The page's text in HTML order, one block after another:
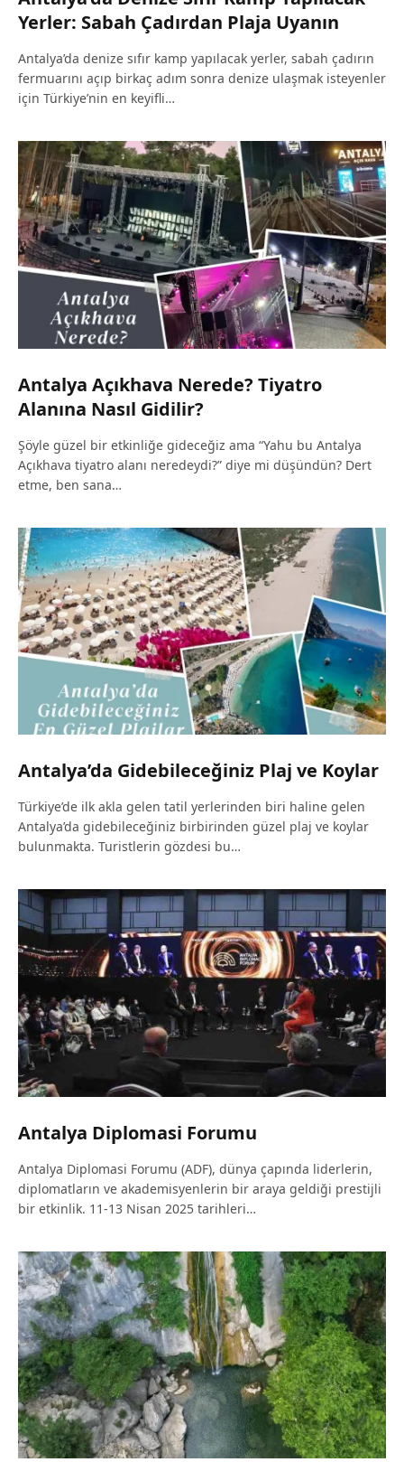
Yerler: Sabah Çadırdan Plaja Uyanın
Antalya’da denize sıfır kamp yapılacak yerler, sabah çadırın
fermuarını açıp birkaç adım sonra denize ulaşmak isteyenler
için Türkiye’nin en keyifli…
Antalya Açıkhava Nerede? Tiyatro
Alanına Nasıl Gidilir?
Şöyle güzel bir etkinliğe gideceğiz ama “Yahu bu Antalya
Açıkhava tiyatro alanı neredeydi?” diye mi düşündün? Dert
etme, ben sana…
Antalya’da Gidebileceğiniz Plaj ve Koylar
Türkiye’de ilk akla gelen tatil yerlerinden biri haline gelen
Antalya’da gidebileceğiniz birbirinden güzel plaj ve koylar
bulunmakta. Turistlerin gözdesi bu…
Antalya Diplomasi Forumu
Antalya Diplomasi Forumu (ADF), dünya çapında liderlerin,
diplomatların ve akademisyenlerin bir araya geldiği prestijli
bir etkinlik. 11-13 Nisan 2025 tarihleri…